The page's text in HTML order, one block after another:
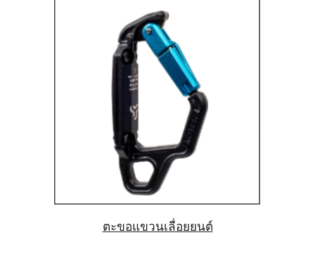
ตะขอแขวนเลื่อยยนต์